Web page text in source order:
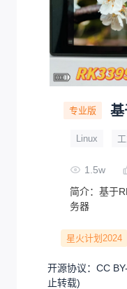
专业版
Linux
1.5w
简介：基于
务器
星火计划2024
开源协议：CC
止转载)